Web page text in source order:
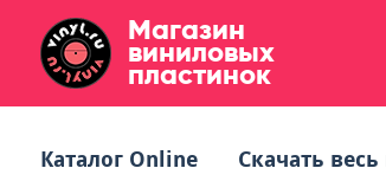
Магазин
виниловых
пластинок
Каталог Online Скачать весь